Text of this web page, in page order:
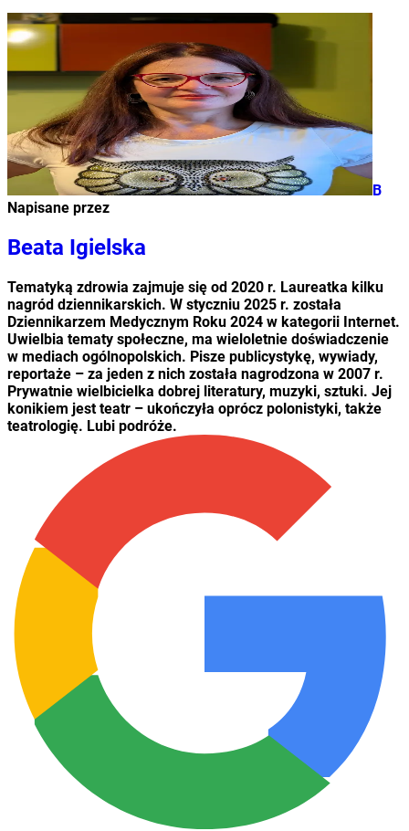
B
Napisane przez
Beata Igielska
Tematyką zdrowia zajmuje się od 2020 r. Laureatka kilku
nagród dziennikarskich. W styczniu 2025 r. została
Dziennikarzem Medycznym Roku 2024 w kategorii Internet.
Uwielbia tematy społeczne, ma wieloletnie doświadczenie
w mediach ogólnopolskich. Pisze publicystykę, wywiady,
reportaże – za jeden z nich została nagrodzona w 2007 r.
Prywatnie wielbicielka dobrej literatury, muzyki, sztuki. Jej
konikiem jest teatr – ukończyła oprócz polonistyki, także
teatrologię. Lubi podróże.